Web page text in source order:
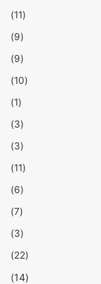
(11)
(9)
(9)
(10)
(1)
(3)
(3)
(11)
(6)
(7)
(3)
(22)
(14)